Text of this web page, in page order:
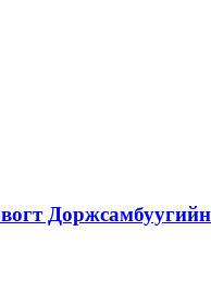
Доржсамбуугийн